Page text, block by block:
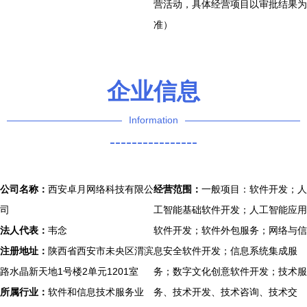
营活动，具体经营项目以审批结果为
准）
企业信息
Information
----------------
公司名称： 西安卓月网络科技有限公
司
法人代表： 韦念
注册地址： 陕西省西安市未央区渭滨
路水晶新天地1号楼2单元1201室
所属行业： 软件和信息技术服务业
经营范围： 一般项目：软件开发；人
工智能基础软件开发；人工智能应用
软件开发；软件外包服务；网络与信
息安全软件开发；信息系统集成服
务；数字文化创意软件开发；技术服
务、技术开发、技术咨询、技术交